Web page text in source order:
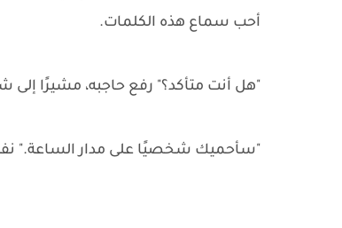
أحب سماع هذه الكلمات.
"هل أنت متأكد؟" رفع حاجبه، مشيرًا إلى
"سأحميك شخصيًا على مدار الساعة."